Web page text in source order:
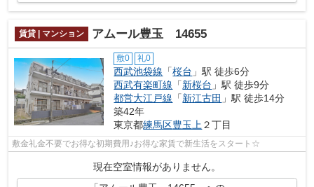
賃貸 | マンション アムール豊玉 14655
敷0 礼0
西武池袋線 「桜台 」駅 徒歩6分
西武有楽町線 「新桜台 」駅 徒歩9分
都営大江戸線 「新江古田 」駅 徒歩14分
築42年
東京都練馬区豊玉上 ２丁目
敷金礼金不要でお得な初期費用♪お得な家賃で新生活をスタート☆
現在空室情報がありません。